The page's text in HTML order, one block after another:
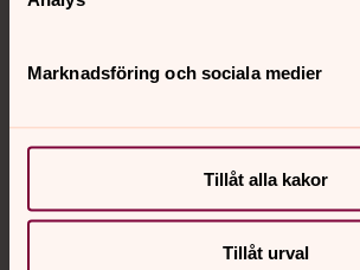
Marknadsföring och sociala medier
Tillåt alla kakor
Tillåt urval
Kontakt
Kalender